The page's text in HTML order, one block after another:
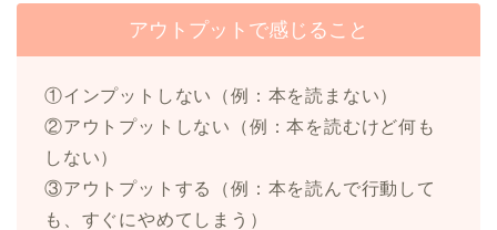
アウトプットで感じること
①インプットしない（例：本を読まない）
②アウトプットしない（例：本を読むけど何も
しない）
③アウトプットする（例：本を読んで行動して
も、すぐにやめてしまう）